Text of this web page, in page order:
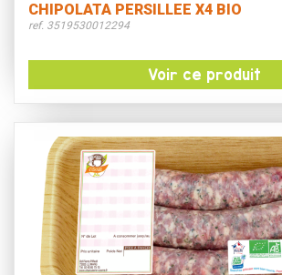
CHIPOLATA PERSILLEE X4 BIO
ref. 3519530012294
Voir ce produit